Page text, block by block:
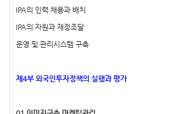
IPA의 인력 채용과 배치
IPA의 자원과 재정조달
운영 및 관리시스템 구축
제4부 외국인투자정책의 실행과 평가